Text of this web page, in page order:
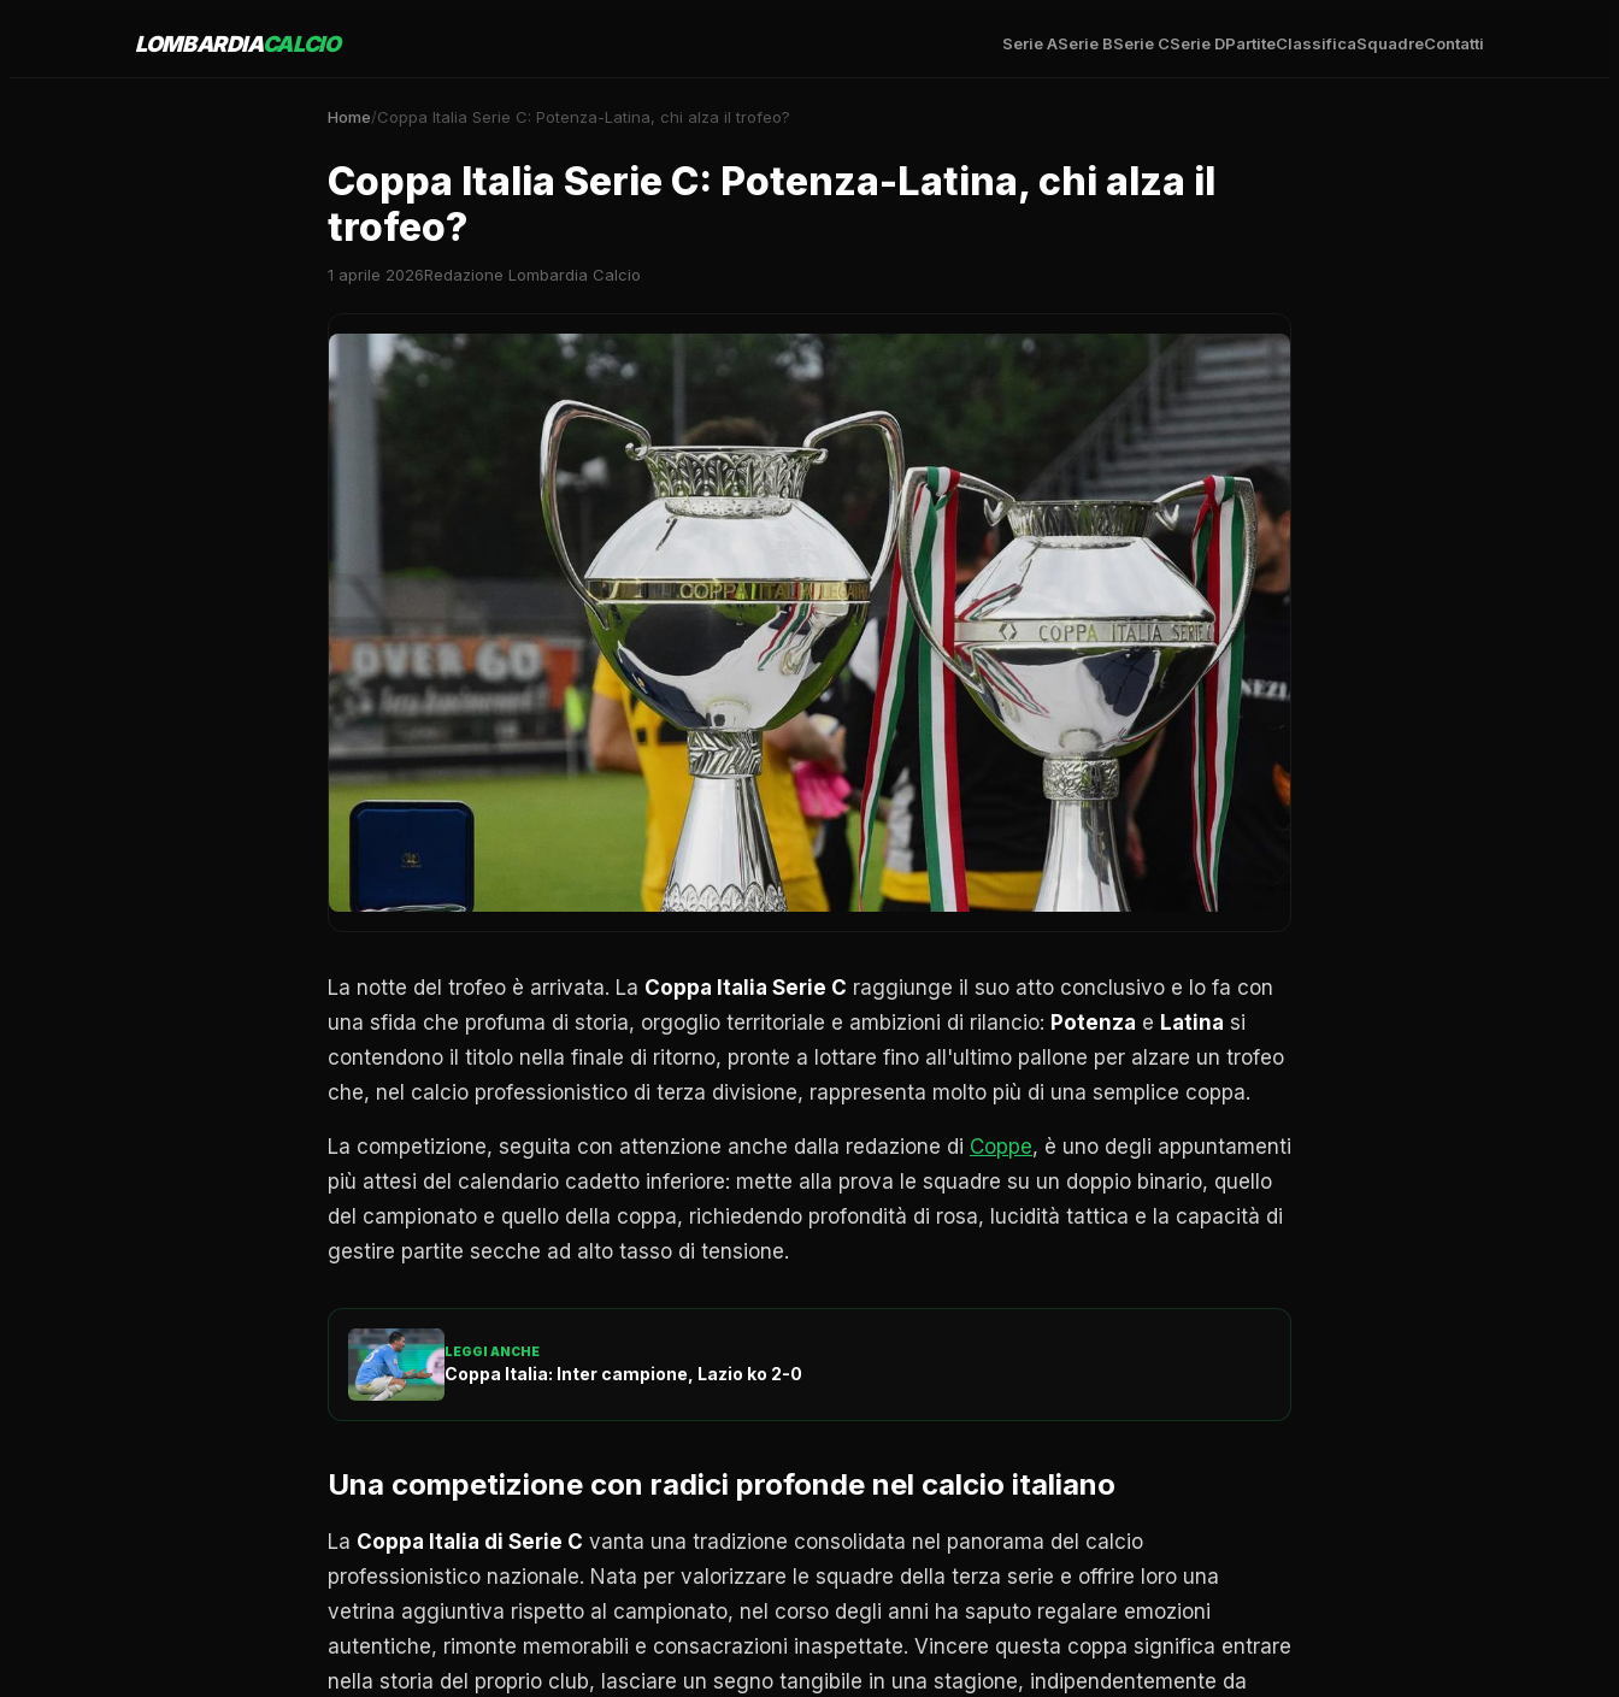
LOMBARDIACALCIO Serie ASerie BSerie CSerie DPartiteClassificaSquadreContatti
Home/Coppa Italia Serie C: Potenza-Latina, chi alza il trofeo?
Coppa Italia Serie C: Potenza-Latina, chi alza il
trofeo?
1 aprile 2026Redazione Lombardia Calcio
La notte del trofeo è arrivata. La Coppa Italia Serie C raggiunge il suo atto conclusivo e lo fa con
una sfida che profuma di storia, orgoglio territoriale e ambizioni di rilancio: Potenza e Latina si
contendono il titolo nella finale di ritorno, pronte a lottare fino all'ultimo pallone per alzare un trofeo
che, nel calcio professionistico di terza divisione, rappresenta molto più di una semplice coppa.
La competizione, seguita con attenzione anche dalla redazione di Coppe, è uno degli appuntamenti
più attesi del calendario cadetto inferiore: mette alla prova le squadre su un doppio binario, quello
del campionato e quello della coppa, richiedendo profondità di rosa, lucidità tattica e la capacità di
gestire partite secche ad alto tasso di tensione.
LEGGI ANCHE
Coppa Italia: Inter campione, Lazio ko 2-0
Una competizione con radici profonde nel calcio italiano
La Coppa Italia di Serie C vanta una tradizione consolidata nel panorama del calcio
professionistico nazionale. Nata per valorizzare le squadre della terza serie e offrire loro una
vetrina aggiuntiva rispetto al campionato, nel corso degli anni ha saputo regalare emozioni
autentiche, rimonte memorabili e consacrazioni inaspettate. Vincere questa coppa significa entrare
nella storia del proprio club, lasciare un segno tangibile in una stagione, indipendentemente da